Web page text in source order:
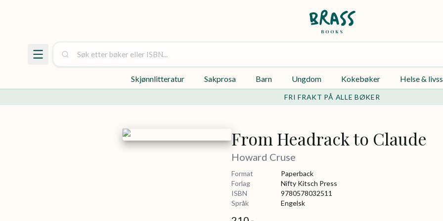
Skjønnlitteratur Sakprosa Barn Ungdom Kokebøker Helse &
FRI FRAKT PÅ ALLE BØKER
From Headrack to Claude
Howard Cruse
Format
Paperback
Forlag
Nifty Kitsch Press
ISBN
9780578032511
Språk
Engelsk